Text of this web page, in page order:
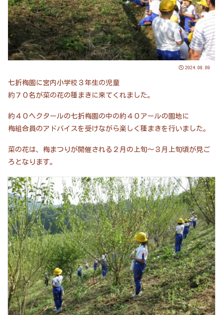
2024.08.09
七折梅園に宮内小学校３年生の児童
約７０名が菜の花の種まきに来てくれました。
約４０ヘクタールの七折梅園の中の約４０アールの園地に
梅組合員のアドバイスを受けながら楽しく種まきを行いました。
菜の花は、梅まつりが開催される２月の上旬～３月上旬頃が見ご
ろとなります。